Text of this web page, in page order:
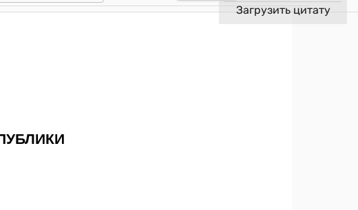
Загрузить цитату